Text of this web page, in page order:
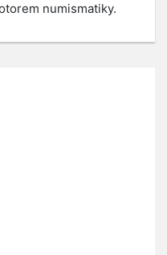
numismatiky.